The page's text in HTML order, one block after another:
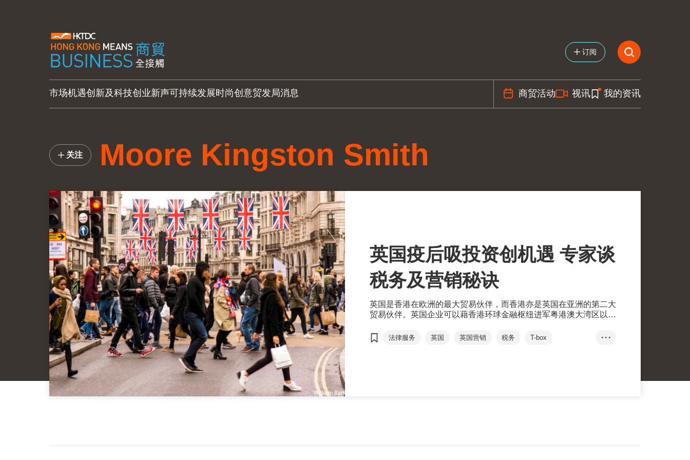
订阅
市场机遇创新及科技创业新声可持续发展时尚创意贸发局消息 商贸活动 视讯 我的资讯
Moore Kingston Smith
关注
英国疫后吸投资创机遇 专家谈
税务及营销秘诀
英国是香港在欧洲的最大贸易伙伴，而香港亦是英国在亚洲的第二大
贸易伙伴。英国企业可以藉香港环球金融枢纽进军粤港澳大湾区以至
弹释放的新机遇。
法律服务 英国 英国营销 税务
T-box
• • •